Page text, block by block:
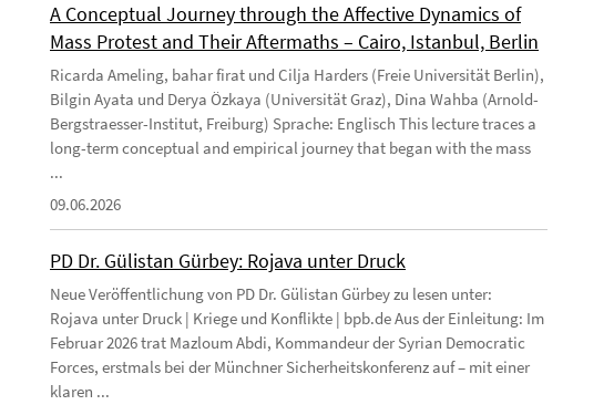
A Conceptual Journey through the Affective Dynamics of
Mass Protest and Their Aftermaths – Cairo, Istanbul, Berlin
Ricarda Ameling, bahar firat und Cilja Harders (Freie Universität Berlin),
Bilgin Ayata und Derya Özkaya (Universität Graz), Dina Wahba (Arnold-
Bergstraesser-Institut, Freiburg) Sprache: Englisch This lecture traces a
long-term conceptual and empirical journey that began with the mass
...
09.06.2026
PD Dr. Gülistan Gürbey: Rojava unter Druck
Neue Veröffentlichung von PD Dr. Gülistan Gürbey zu lesen unter:
Rojava unter Druck | Kriege und Konflikte | bpb.de Aus der Einleitung: Im
Februar 2026 trat Mazloum Abdi, Kommandeur der Syrian Democratic
Forces, erstmals bei der Münchner Sicherheitskonferenz auf – mit einer
klaren ...